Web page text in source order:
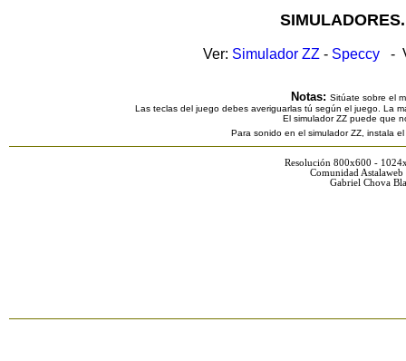
Ver: Simulador ZZ - Speccy -
Notas: Sitúate sobre el
Las teclas del juego debes averiguarlas tú según el juego. La
El simulador ZZ puede que
Para sonido en el simulador ZZ, instala
Resolución 800x600 -
Comunidad
Gabriel Chova